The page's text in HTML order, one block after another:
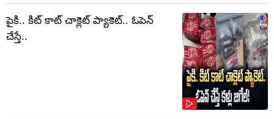
పైకి.. కిట్‌ కాట్‌ చాక్లెట్ ప్యాకెట్‌.. ఓపెన్‌
చేస్తే..